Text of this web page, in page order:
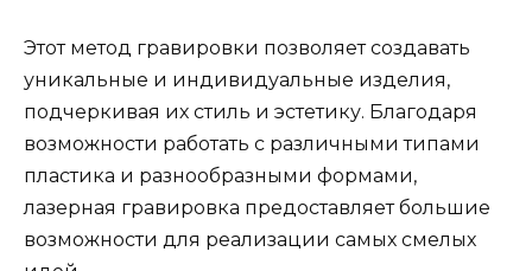
Этот метод гравировки позволяет создавать
уникальные и индивидуальные изделия,
подчеркивая их стиль и эстетику. Благодаря
возможности работать с различными типами
пластика и разнообразными формами,
лазерная гравировка предоставляет большие
возможности для реализации самых смелых